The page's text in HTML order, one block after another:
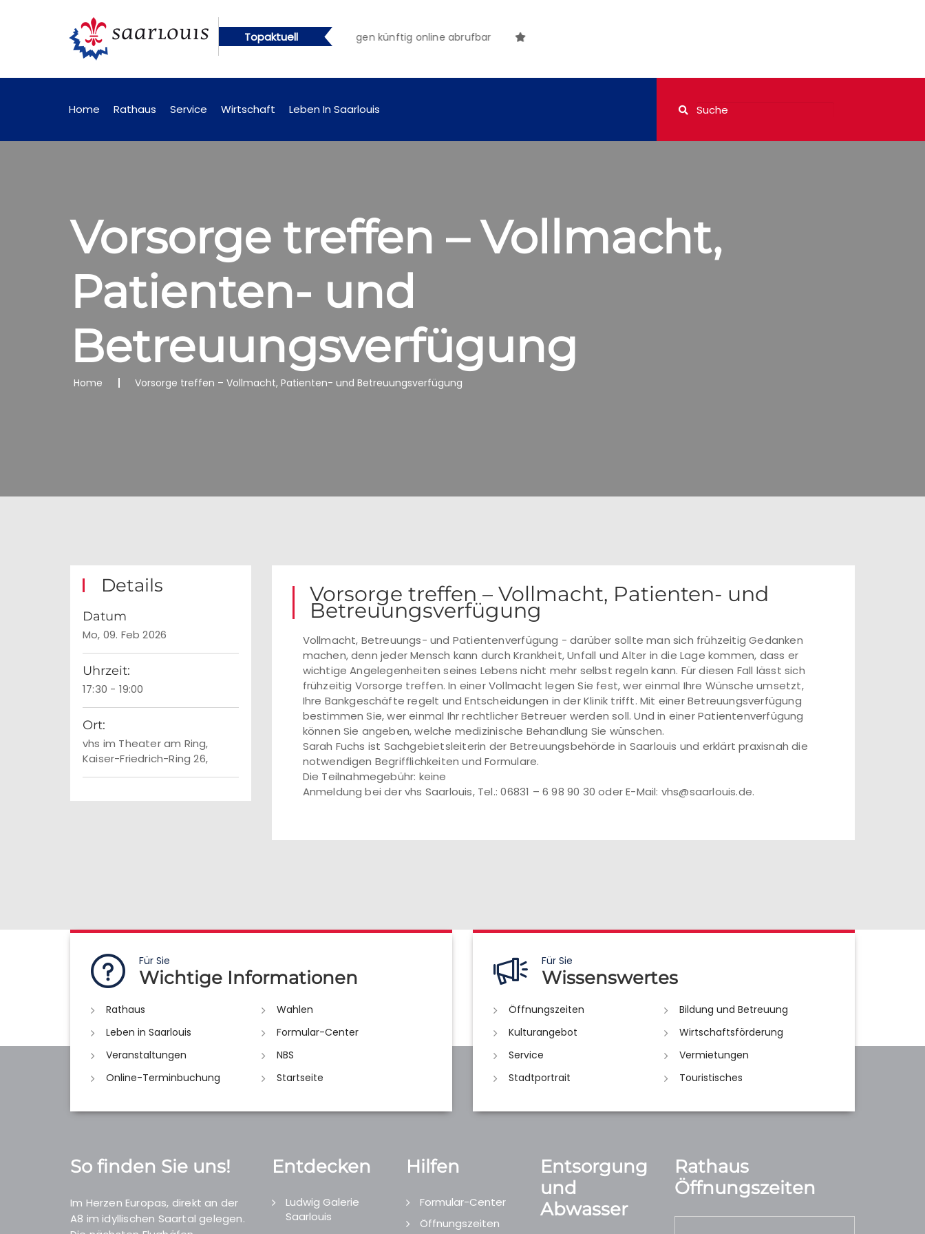
Topaktuell
künftig online abrufbar Öffentliche Bekanntmachungen künftig online abrufbar
Home Rathaus Service Wirtschaft Leben In Saarlouis
Vorsorge treffen – Vollmacht,
Patienten- und
Betreuungsverfügung
Home Vorsorge treffen – Vollmacht, Patienten- und Betreuungsverfügung
Details
Datum
Mo, 09. Feb 2026
Uhrzeit:
17:30 - 19:00
Ort:
vhs im Theater am Ring,
Kaiser-Friedrich-Ring 26,
Vorsorge treffen – Vollmacht, Patienten- und
Betreuungsverfügung
Vollmacht, Betreuungs- und Patientenverfügung - darüber sollte man sich frühzeitig Gedanken
machen, denn jeder Mensch kann durch Krankheit, Unfall und Alter in die Lage kommen, dass er
wichtige Angelegenheiten seines Lebens nicht mehr selbst regeln kann. Für diesen Fall lässt sich
frühzeitig Vorsorge treffen. In einer Vollmacht legen Sie fest, wer einmal Ihre Wünsche umsetzt,
Ihre Bankgeschäfte regelt und Entscheidungen in der Klinik trifft. Mit einer Betreuungsverfügung
bestimmen Sie, wer einmal Ihr rechtlicher Betreuer werden soll. Und in einer Patientenverfügung
können Sie angeben, welche medizinische Behandlung Sie wünschen.
Sarah Fuchs ist Sachgebietsleiterin der Betreuungsbehörde in Saarlouis und erklärt praxisnah die
notwendigen Begrifflichkeiten und Formulare.
Die Teilnahmegebühr: keine
Anmeldung bei der vhs Saarlouis, Tel.: 06831 – 6 98 90 30 oder E-Mail: vhs@saarlouis.de.
Für Sie
Wichtige Informationen
Rathaus
Wahlen
Leben in Saarlouis
Formular-Center
Veranstaltungen
NBS
Online-Terminbuchung
Startseite
Für Sie
Wissenswertes
Öffnungszeiten
Bildung und Betreuung
Kulturangebot
Wirtschaftsförderung
Service
Vermietungen
Stadtportrait
Touristisches
So finden Sie uns!
Im Herzen Europas, direkt an der
A8 im idyllischen Saartal gelegen.
Entdecken
Ludwig Galerie
Saarlouis
Hilfen
Formular-Center
Öffnungszeiten
Entsorgung
und
Abwasser
Rathaus
Öffnungszeiten